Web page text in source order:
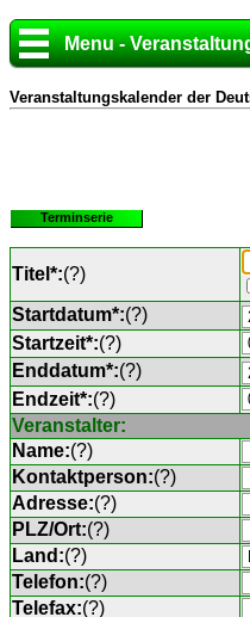
Menu -
Veranstaltungskalender der
Terminserie
Titel*:(?)
Startdatum*:(?)
Startzeit*:(?)
Enddatum*:(?)
Endzeit*:(?)
Veranstalter:
Name:(?)
Kontaktperson:(?)
Adresse:(?)
PLZ/Ort:(?)
Land:(?)
Telefon:(?)
Telefax:(?)